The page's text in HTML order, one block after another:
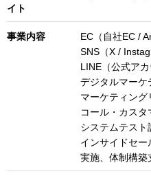
イト
事業内容
EC（自社EC /
SNS（X /
LINE（公式ア
デジタルマーケ
マーケティング
コール・カス
システムテスト
インサイドセー
実施、体制構築